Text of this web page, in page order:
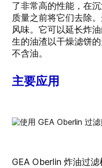
了非常高的性能，在
质量之前将它们去除
风味。它可以延长炸
生的油渣以干燥滤饼
不含油。
主要应用
GEA Oberlin 炸油过